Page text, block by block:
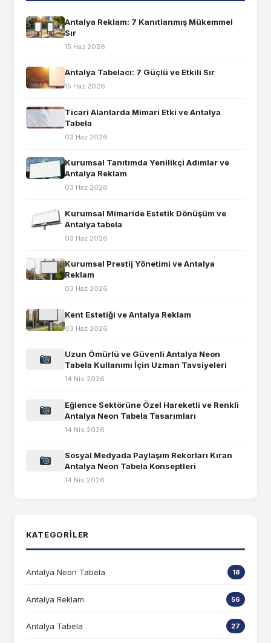
Antalya Reklam: 7 Kanıtlanmış Mükemmel
Sır
15 Haz 2026
Antalya Tabelacı: 7 Güçlü ve Etkili Sır
15 Haz 2026
Ticari Alanlarda Mimari Etki ve Antalya
Tabela
03 Haz 2026
Kurumsal Tanıtımda Yenilikçi Adımlar ve
Antalya Reklam
03 Haz 2026
Kurumsal Mimaride Estetik Dönüşüm ve
Antalya tabela
03 Haz 2026
Kurumsal Prestij Yönetimi ve Antalya
Reklam
03 Haz 2026
Kent Estetiği ve Antalya Reklam
03 Haz 2026
Uzun Ömürlü ve Güvenli Antalya Neon
Tabela Kullanımı İçin Uzman Tavsiyeleri
14 Nis 2026
Eğlence Sektörüne Özel Hareketli ve Renkli
Antalya Neon Tabela Tasarımları
14 Nis 2026
Sosyal Medyada Paylaşım Rekorları Kıran
Antalya Neon Tabela Konseptleri
14 Nis 2026
KATEGORILER
Antalya Neon Tabela 18
Antalya Reklam 56
Antalya Tabela 27